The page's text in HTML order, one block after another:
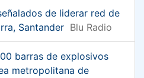
de liderar red de
Santander Blu Radio
barras de explosivos
metropolitana de